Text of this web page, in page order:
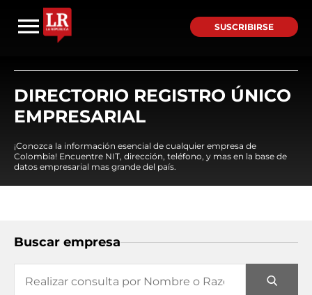
SUSCRIBIRSE
DIRECTORIO REGISTRO ÚNICO
EMPRESARIAL
¡Conozca la información esencial de cualquier empresa de
Colombia! Encuentre NIT, dirección, teléfono, y mas en la base de
datos empresarial mas grande del país.
Buscar empresa